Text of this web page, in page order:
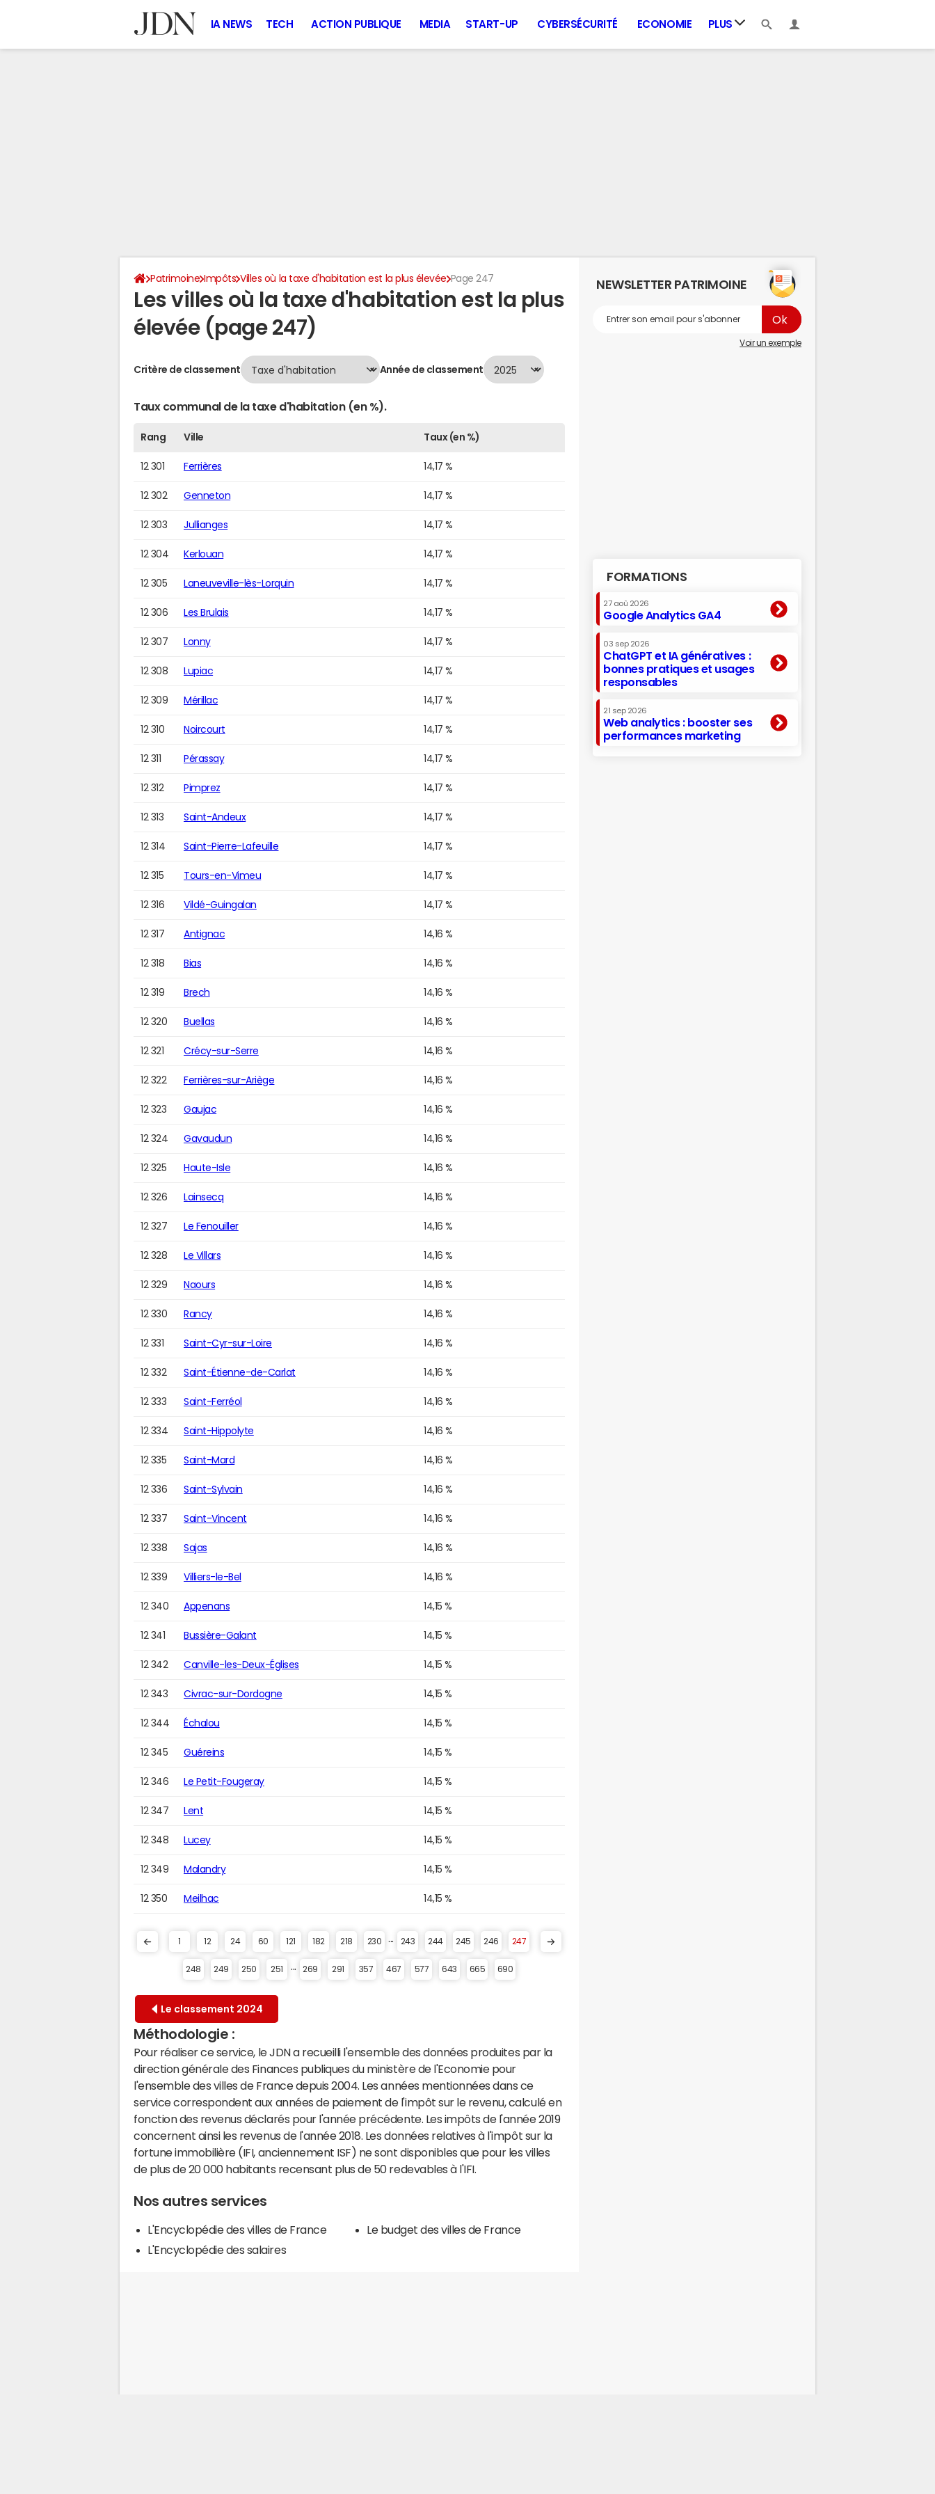
IA NEWS TECH ACTION PUBLIQUE MEDIA START-UP CYBERSÉCURITÉ ECONOMIE PLUS
Patrimoine Impôts Villes où la taxe d'habitation est la plus élevée Page 247
Les villes où la taxe d'habitation est la plus
élevée (page 247)
Critère de classement Année de classement
Taux communal de la taxe d'habitation (en %).
Rang Ville Taux (en %)
12 301 Ferrières 14,17 %
12 302 Genneton 14,17 %
12 303 Jullianges 14,17 %
12 304 Kerlouan 14,17 %
12 305 Laneuveville-lès-Lorquin 14,17 %
12 306 Les Brulais 14,17 %
12 307 Lonny 14,17 %
12 308 Lupiac 14,17 %
12 309 Mérillac 14,17 %
12 310 Noircourt 14,17 %
12 311 Pérassay 14,17 %
12 312 Pimprez 14,17 %
12 313 Saint-Andeux 14,17 %
12 314 Saint-Pierre-Lafeuille 14,17 %
12 315 Tours-en-Vimeu 14,17 %
12 316 Vildé-Guingalan 14,17 %
12 317 Antignac 14,16 %
12 318 Bias 14,16 %
12 319 Brech 14,16 %
12 320 Buellas 14,16 %
12 321 Crécy-sur-Serre 14,16 %
12 322 Ferrières-sur-Ariège 14,16 %
12 323 Gaujac 14,16 %
12 324 Gavaudun 14,16 %
12 325 Haute-Isle 14,16 %
12 326 Lainsecq 14,16 %
12 327 Le Fenouiller 14,16 %
12 328 Le Villars 14,16 %
12 329 Naours 14,16 %
12 330 Rancy 14,16 %
12 331 Saint-Cyr-sur-Loire 14,16 %
12 332 Saint-Étienne-de-Carlat 14,16 %
12 333 Saint-Ferréol 14,16 %
12 334 Saint-Hippolyte 14,16 %
12 335 Saint-Mard 14,16 %
12 336 Saint-Sylvain 14,16 %
12 337 Saint-Vincent 14,16 %
12 338 Sajas 14,16 %
12 339 Villiers-le-Bel 14,16 %
12 340 Appenans 14,15 %
12 341 Bussière-Galant 14,15 %
12 342 Canville-les-Deux-Églises 14,15 %
12 343 Civrac-sur-Dordogne 14,15 %
12 344 Échalou 14,15 %
12 345 Guéreins 14,15 %
12 346 Le Petit-Fougeray 14,15 %
12 347 Lent 14,15 %
12 348 Lucey 14,15 %
12 349 Malandry 14,15 %
12 350 Meilhac 14,15 %
1 12 24 60 121 182 218 230 243 244 245 246 247
248 249 250 251 269 291 357 467 577 643 665 690
Le classement 2024
Méthodologie :
Pour réaliser ce service, le JDN a recueilli l'ensemble des données produites par la
direction générale des Finances publiques du ministère de l'Economie pour
l'ensemble des villes de France depuis 2004. Les années mentionnées dans ce
service correspondent aux années de paiement de l'impôt sur le revenu, calculé en
fonction des revenus déclarés pour l'année précédente. Les impôts de l'année 2019
concernent ainsi les revenus de l'année 2018. Les données relatives à l'impôt sur la
fortune immobilière (IFI, anciennement ISF) ne sont disponibles que pour les villes
de plus de 20 000 habitants recensant plus de 50 redevables à l'IFI.
Nos autres services
L'Encyclopédie des villes de France
L'Encyclopédie des salaires
Le budget des villes de France
NEWSLETTER PATRIMOINE
Voir un exemple
FORMATIONS
27 aoû 2026
Google Analytics GA4
03 sep 2026
ChatGPT et IA génératives :
bonnes pratiques et usages
responsables
21 sep 2026
Web analytics : booster ses
performances marketing